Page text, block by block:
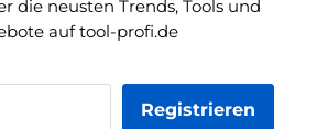
die neusten Trends, Tools und
auf tool-profi.de
Registrieren